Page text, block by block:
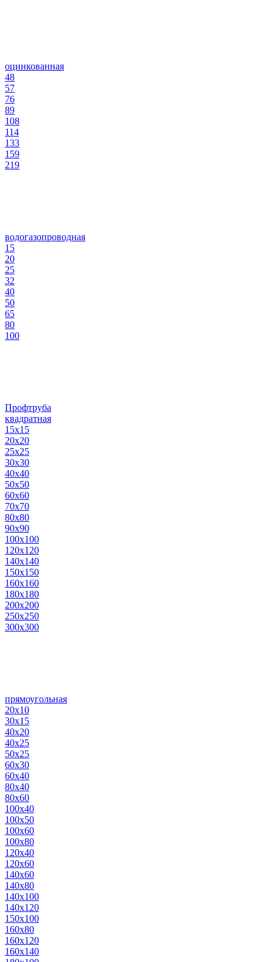
оцинкованная
48
57
76
89
108
114
133
159
219
водогазопроводная
15
20
25
32
40
50
65
80
100
Профтруба
квадратная
15х15
20х20
25х25
30х30
40х40
50х50
60х60
70х70
80х80
90х90
100х100
120х120
140х140
150х150
160х160
180х180
200х200
250х250
300х300
прямоугольная
20х10
30х15
40х20
40х25
50х25
60х30
60х40
80х40
80х60
100х40
100х50
100х60
100х80
120х40
120х60
140х60
140х80
140х100
140х120
150х100
160х80
160х120
160х140